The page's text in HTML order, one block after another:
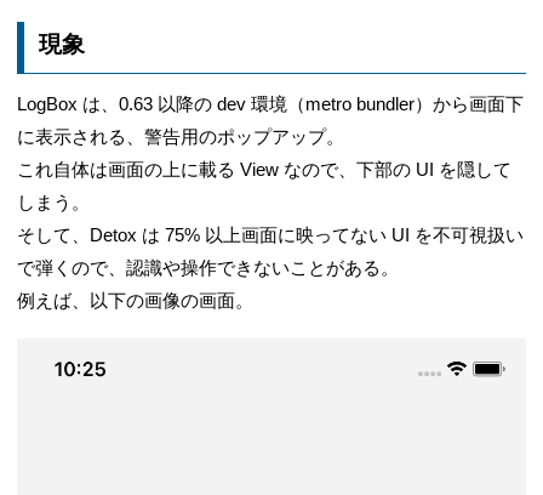
現象
LogBox は、0.63 以降の dev 環境（metro bundler）から画面下
に表示される、警告用のポップアップ。
これ自体は画面の上に載る View なので、下部の UI を隠して
しまう。
そして、Detox は 75% 以上画面に映ってない UI を不可視扱い
で弾くので、認識や操作できないことがある。
例えば、以下の画像の画面。